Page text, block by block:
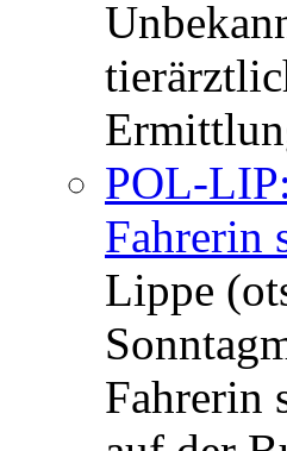
POL-
Fahrerin
Lippe
Fahrerin